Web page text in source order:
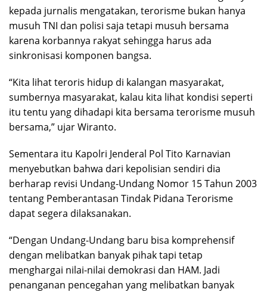
kepada jurnalis mengatakan, terorisme bukan hanya
musuh TNI dan polisi saja tetapi musuh bersama
karena korbannya rakyat sehingga harus ada
sinkronisasi komponen bangsa.
“Kita lihat teroris hidup di kalangan masyarakat,
sumbernya masyarakat, kalau kita lihat kondisi seperti
itu tentu yang dihadapi kita bersama terorisme musuh
bersama,” ujar Wiranto.
Sementara itu Kapolri Jenderal Pol Tito Karnavian
menyebutkan bahwa dari kepolisian sendiri dia
berharap revisi Undang-Undang Nomor 15 Tahun 2003
tentang Pemberantasan Tindak Pidana Terorisme
dapat segera dilaksanakan.
“Dengan Undang-Undang baru bisa komprehensif
dengan melibatkan banyak pihak tapi tetap
menghargai nilai-nilai demokrasi dan HAM. Jadi
penanganan pencegahan yang melibatkan banyak